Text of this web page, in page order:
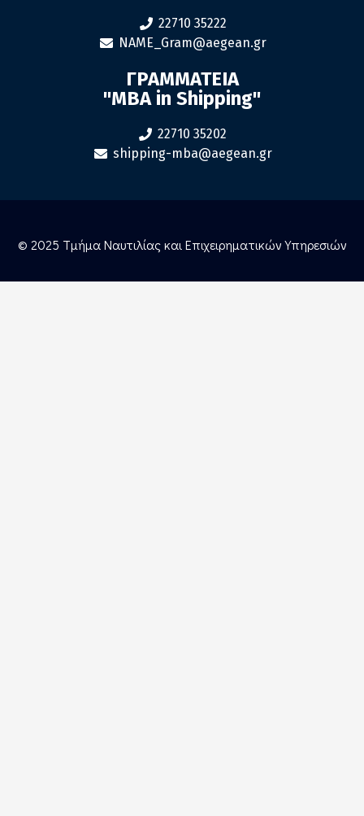
22710 35222
NAME_Gram@aegean.gr
ΓΡΑΜΜΑΤΕΙΑ
"MBA in Shipping"
22710 35202
shipping-mba@aegean.gr
© 2025 Τμήμα Ναυτιλίας και Επιχειρηματικών Υπηρεσιών